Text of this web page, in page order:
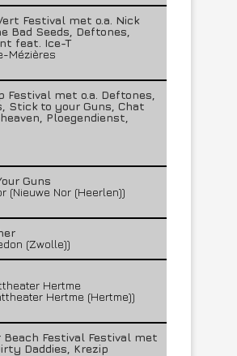
Festival met o.a. Nick
Bad Seeds, Deftones,
feat. Ice-T
Mézières
Festival met o.a. Deftones,
Stick to your Guns, Chat
Ploegendienst,
Guns
(Nieuwe Nor (Heerlen))
(Zwolle))
Hertme
Hertme (Hertme))
Beach Festival Festival met
Daddies, Krezip